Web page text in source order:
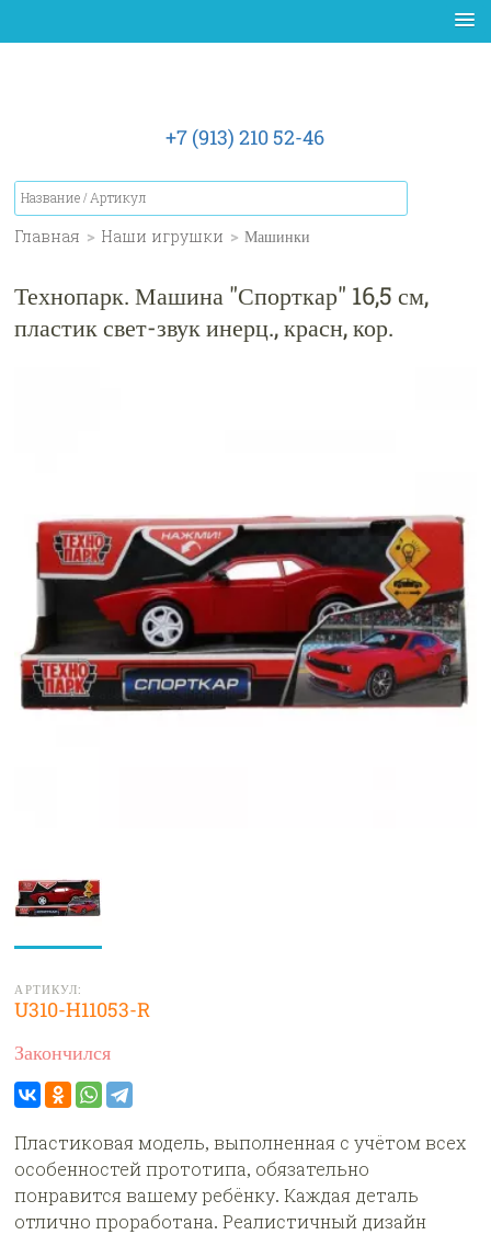
+7 (913) 210 52-46
Главная > Наши игрушки > Машинки
Технопарк. Машина "Спорткар" 16,5 см,
пластик свет-звук инерц., красн, кор.
АРТИКУЛ:
U310-H11053-R
Закончился
Пластиковая модель, выполненная с учётом всех
особенностей прототипа, обязательно
понравится вашему ребёнку. Каждая деталь
отлично проработана. Реалистичный дизайн